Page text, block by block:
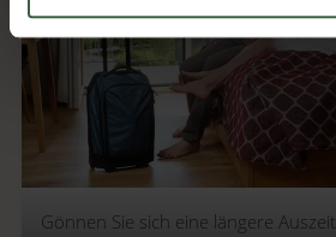
Gönnen Sie sich eine längere